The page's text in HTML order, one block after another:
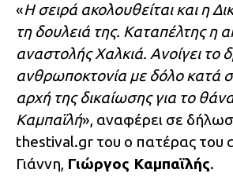
«Η σειρά ακολουθείται και η
τη δουλειά της. Καταπέλτης η
αναστολής Χαλκιά. Ανοίγει το
ανθρωποκτονία με δόλο κατά
αρχή της δικαίωσης για το
Καμπαϊλή», αναφέρει σε
thestival.gr του ο πατέρας του
Γιάννη, Γιώργος Καμπαϊλής.